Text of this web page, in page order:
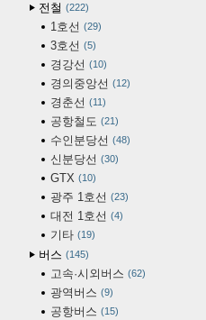
전철 222
1호선 29
3호선 5
경강선 10
경의중앙선 12
경춘선 11
공항철도 21
수인분당선 48
신분당선 30
GTX 10
광주 1호선 23
대전 1호선 4
기타 19
버스 145
고속·시외버스 62
광역버스 9
공항버스 15